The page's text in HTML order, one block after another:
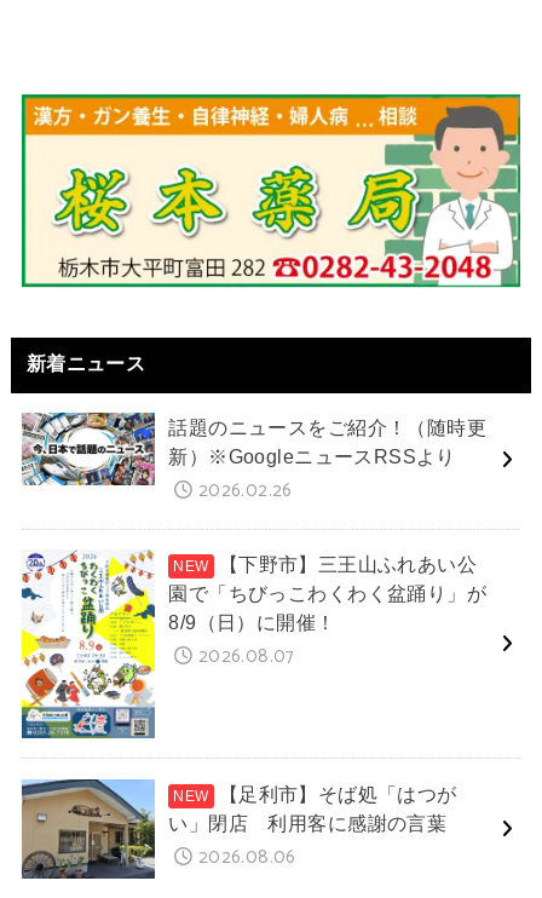
新着ニュース
話題のニュースをご紹介！（随時更
新）※GoogleニュースRSSより
2026.02.26
【下野市】三王山ふれあい公
園で「ちびっこわくわく盆踊り」が
8/9（日）に開催！
2026.08.07
【足利市】そば処「はつが
い」閉店 利用客に感謝の言葉
2026.08.06